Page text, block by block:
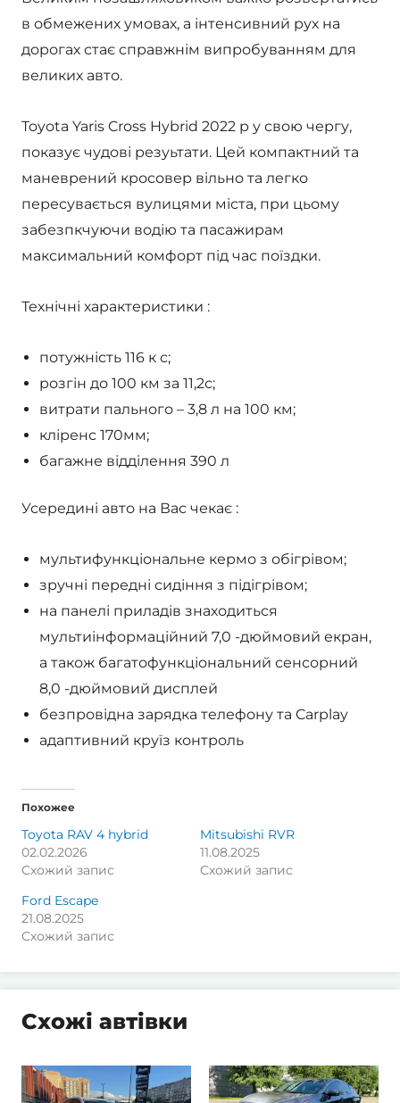
в обмежених умовах, а інтенсивний рух на
дорогах стає справжнім випробуванням для
великих авто.
Toyota Yaris Cross Hybrid 2022 р у свою чергу,
показує чудові резуьтати. Цей компактний та
маневрений кросовер вільно та легко
пересувається вулицями міста, при цьому
забезпкчуючи водію та пасажирам
максимальний комфорт під час поїздки.
Технічні характеристики :
потужність 116 к с;
розгін до 100 км за 11,2с;
витрати пального – 3,8 л на 100 км;
кліренс 170мм;
багажне відділення 390 л
Усередині авто на Вас чекає :
мультифункціональне кермо з обігрівом;
зручні передні сидіння з підігрівом;
на панелі приладів знаходиться
мультиінформаційний 7,0 -дюймовий екран,
а також багатофункціональний сенсорний
8,0 -дюймовий дисплей
безпровідна зарядка телефону та Carplay
адаптивний круїз контроль
Похожее
Toyota RAV 4 hybrid
02.02.2026
Схожий запис
Mitsubishi RVR
11.08.2025
Схожий запис
Ford Escape
21.08.2025
Схожий запис
Схожі автівки